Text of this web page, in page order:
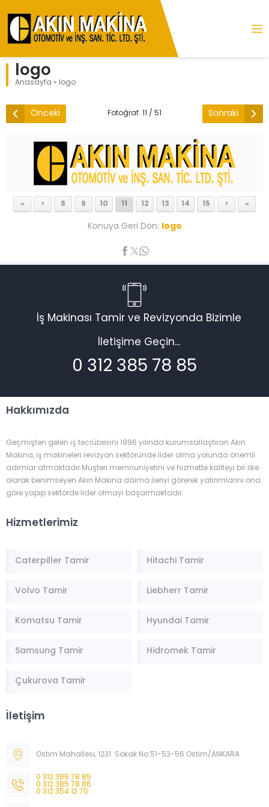
logo
Anasayfa » logo
Önceki Fotoğraf: 11 / 51 Sonraki
« < 8 9 10 11 12 13 14 15 > »
Konuya Geri Dön: logo
İş Makinası Tamir ve Revizyonda Bizimle
İletişime Geçin...
0 312 385 78 85
Hakkımızda
Geçmişten gelen iş tecrübesini 1996 yılında kurumsallaştıran Akın
Makina, iş makineleri revizyon sektöründe lider olma yolunda önemli
adımlar atmaktadır.Müşteri memnuniyetini ve hizmette kaliteyi bir ilke
olarak benimseyen Akın Makina daima ileriyi görerek yatırımlarını ona
göre yapıp sektörde lider olmayı başarmaktadır.
Hizmetlerimiz
Caterpiller Tamir Hitachi Tamir
Volvo Tamir Liebherr Tamir
Komatsu Tamir Hyundai Tamir
Samsung Tamir Hidromek Tamir
Çukurova Tamir
İletişim
Ostim Mahallesi, 1231. Sokak No:51-53-56 Ostim/ANKARA
0 312 385 78 85
0 312 385 78 86
0 312 354 12 70
Müşteri Temsilcisi